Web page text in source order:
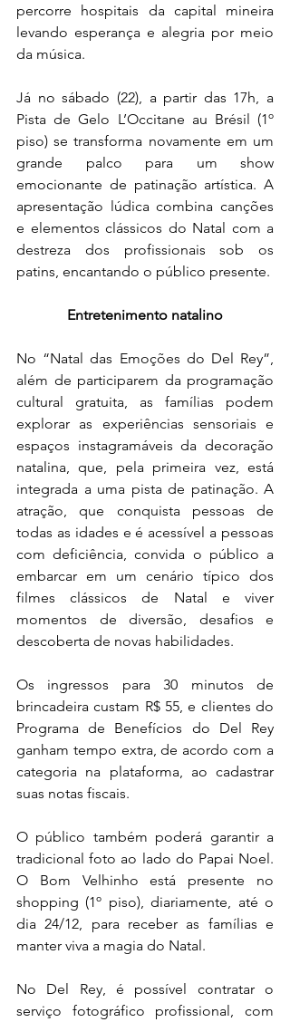
percorre hospitais da capital mineira
levando esperança e alegria por meio
da música.
Já no sábado (22), a partir das 17h, a
Pista de Gelo L’Occitane au Brésil (1º
piso) se transforma novamente em um
grande palco para um show
emocionante de patinação artística. A
apresentação lúdica combina canções
e elementos clássicos do Natal com a
destreza dos profissionais sob os
patins, encantando o público presente.
Entretenimento natalino
No “Natal das Emoções do Del Rey”,
além de participarem da programação
cultural gratuita, as famílias podem
explorar as experiências sensoriais e
espaços instagramáveis da decoração
natalina, que, pela primeira vez, está
integrada a uma pista de patinação. A
atração, que conquista pessoas de
todas as idades e é acessível a pessoas
com deficiência, convida o público a
embarcar em um cenário típico dos
filmes clássicos de Natal e viver
momentos de diversão, desafios e
descoberta de novas habilidades.
Os ingressos para 30 minutos de
brincadeira custam R$ 55, e clientes do
Programa de Benefícios do Del Rey
ganham tempo extra, de acordo com a
categoria na plataforma, ao cadastrar
suas notas fiscais.
O público também poderá garantir a
tradicional foto ao lado do Papai Noel.
O Bom Velhinho está presente no
shopping (1º piso), diariamente, até o
dia 24/12, para receber as famílias e
manter viva a magia do Natal.
No Del Rey, é possível contratar o
serviço fotográfico profissional, com